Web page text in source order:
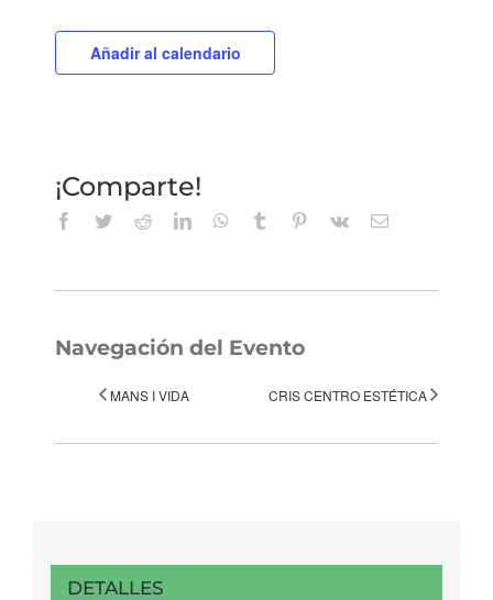
Añadir al calendario
¡Comparte!
Facebook
TwitterRedditLinkedInWhatsApp
Tumblr Pinterest
Vk
Correo
Navegación del Evento
MANS I VIDA CRIS CENTRO ESTÉTICA
DETALLES